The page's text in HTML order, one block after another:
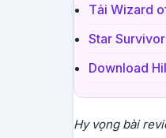
Tải Wizard
Star
Download
Hy vọng bài